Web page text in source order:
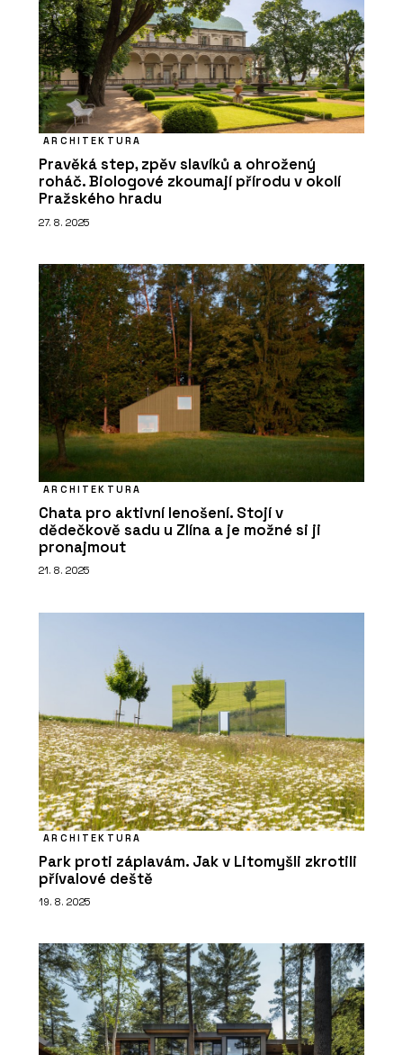
Systems
Forbo Flooring Systems
ČLÁNKY
Kanceláře společnosti ŠKODA AUTO v
moderním a trendy designu
PRODUKTY
Luxusní vinylové dílce Allura - Forbo
Flooring Systems
ARCHITEKTURA
Pravěká step, zpěv slavíků a ohrožený
roháč. Biologové zkoumají přírodu v okolí
Pražského hradu
27. 8. 2025
ARCHITEKTURA
Chata pro aktivní lenošení. Stojí v
dědečkově sadu u Zlína a je možné si ji
pronajmout
21. 8. 2025
ARCHITEKTURA
Park proti záplavám. Jak v Litomyšli zkrotili
přívalové deště
19. 8. 2025